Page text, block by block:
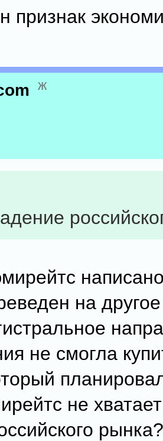
признак
ж
на другое
не смогла
не
рынка?